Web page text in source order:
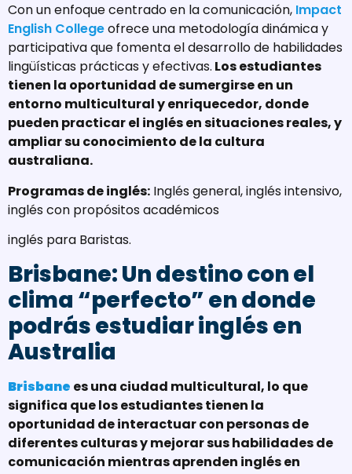
Con un enfoque centrado en la comunicación, Impact
English Collegeofrece una metodología dinámica y
participativa que fomenta el desarrollo de habilidades
lingüísticas prácticas y efectivas. Los estudiantes
tienen la oportunidad de sumergirse en un
entorno multicultural y enriquecedor, donde
pueden practicar el inglés en situaciones reales, y
ampliar su conocimiento de la cultura
australiana.
Programas de inglés: Inglés general, inglés intensivo,
inglés con propósitos académicos
inglés para Baristas.
Brisbane: Un destino con el
clima “perfecto” en donde
podrás estudiar inglés en
Australia
Brisbane es una ciudad multicultural, lo que
significa que los estudiantes tienen la
oportunidad de interactuar con personas de
diferentes culturas y mejorar sus habilidades de
comunicación mientras aprenden inglés en